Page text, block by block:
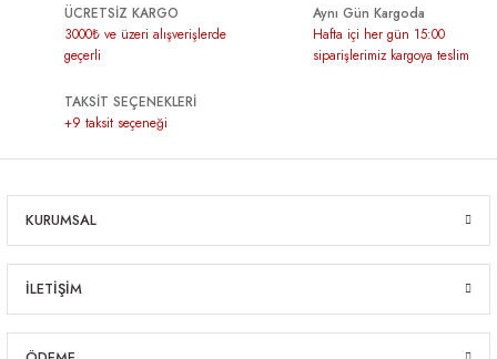
ÜCRETSİZ KARGO
3000₺ ve üzeri alışverişlerde
geçerli
Aynı Gün Kargoda
Hafta içi her gün 15:00
siparişlerimiz kargoya teslim
TAKSİT SEÇENEKLERİ
+9 taksit seçeneği
KURUMSAL
İLETİŞİM